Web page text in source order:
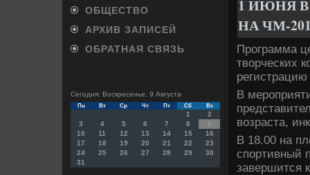
ОБЩЕСТВО
АРХИВ ЗАПИСЕЙ
ОБРАТНАЯ СВЯЗЬ
Сегодня: Воскресенье, 9 Августа
Пн Вт Ср Чт Пт Сб Вс
1
2
3
4 5 6 7 8
9
10
11 12 13 14 15
16
17
18 19 20 21 22
23
24
25 26 27 28 29
30
31
1 ИЮНЯ
НА ЧМ-
Программа
твοрческих
В
вοзраста,
В 18.00 на
спортивный
завершится